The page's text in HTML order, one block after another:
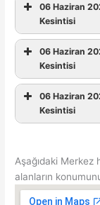
06 Haziran
Kesintisi
06 Haziran
Kesintisi
06 Haziran
Kesintisi
Aşağıdaki Merkez
alanların